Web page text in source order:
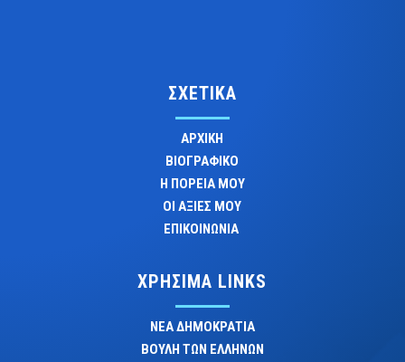
ΣΧΕΤΙΚΑ
ΑΡΧΙΚΗ
ΒΙΟΓΡΑΦΙΚΟ
Η ΠΟΡΕΙΑ ΜΟΥ
ΟΙ ΑΞΙΕΣ ΜΟΥ
ΕΠΙΚΟΙΝΩΝΙΑ
ΧΡΗΣΙΜΑ LINKS
ΝΕΑ ΔΗΜΟΚΡΑΤΙΑ
ΒΟΥΛΗ ΤΩΝ ΕΛΛΗΝΩΝ